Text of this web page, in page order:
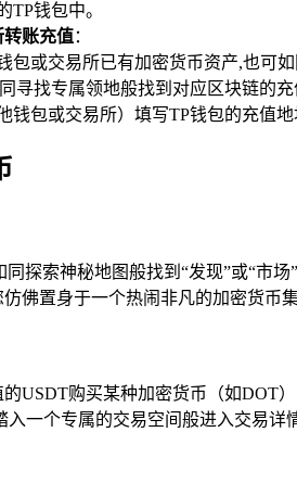
TP钱包中。
转账充值：
包或交易所已有加密货币资产,也可
寻找专属领地般找到对应区块链的
钱包或交易所）填写TP钱包的充值
探索神秘地图般找到“发现”或“市
佛置身于一个热闹非凡的加密货币
USDT购买某种加密货币（如DOT
入一个专属的交易空间般进入交易详